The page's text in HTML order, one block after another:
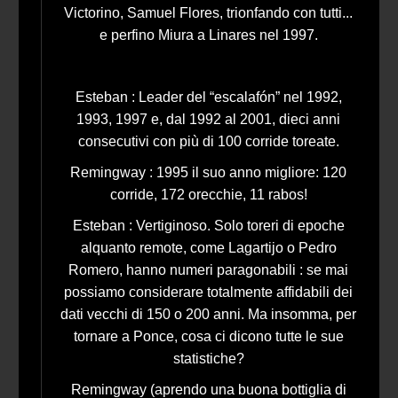
Victorino, Samuel Flores, trionfando con tutti...
e perfino Miura a Linares nel 1997.
Esteban : Leader del “escalafón” nel 1992,
1993, 1997 e, dal 1992 al 2001, dieci anni
consecutivi con più di 100 corride toreate.
Remingway : 1995 il suo anno migliore: 120
corride, 172 orecchie, 11 rabos!
Esteban : Vertiginoso. Solo toreri di epoche
alquanto remote, come Lagartijo o Pedro
Romero, hanno numeri paragonabili : se mai
possiamo considerare totalmente affidabili dei
dati vecchi di 150 o 200 anni. Ma insomma, per
tornare a Ponce, cosa ci dicono tutte le sue
statistiche?
Remingway (aprendo una buona bottiglia di